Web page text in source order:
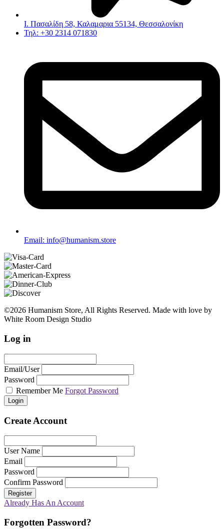
Ι. Πασαλίδη 58, Καλαμαρια 55134, Θεσσαλονίκη
Τηλ: +30 2314 071830
Email: info@humanism.store
©2026 Humanism Store, All Rights Reserved. Made with love by
White Room Design Studio
Log in
Email/User
Password
Remember Me Forgot Password
Login
Create Account
User Name
Email
Password
Confirm Password
Register
Already Has An Account
Forgotten Password?